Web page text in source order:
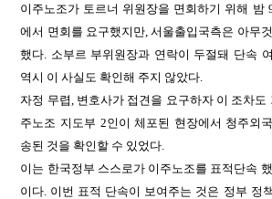
이주노조가 토르너 위원장을 면회하기 위해 밤
에서 면회를 요구했지만, 서울출입국측은 아무
했다. 소부르 부위원장과 연락이 두절돼 단속
역시 이 사실도 확인해 주지 않았다.
자정 무렵, 변호사가 접견을 요구하자 이 조차도
주노조 지도부 2인이 체포된 현장에서 청주외
송된 것을 확인할 수 있었다.
이는 한국정부 스스로가 이주노조를 표적단속
이다. 이번 표적 단속이 보여주는 것은 정부 정